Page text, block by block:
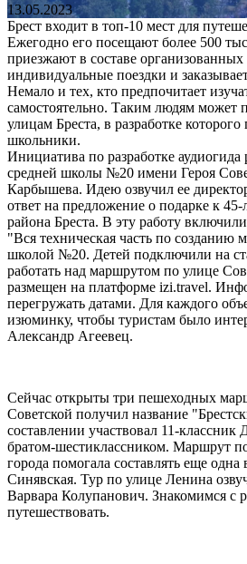
13.05.2023
Брест входит в топ-10 мест для
Ежегодно его посещают более 500
приезжают в составе
индивидуальные поездки и
Немало и тех, кто предпочитает
самостоятельно. Таким людям может
улицам Бреста, в разработке которого
школьники.
Инициатива по разработке аудиогида
средней школы №20 имени Героя
Карбышева. Идею озвучил ее
ответ на предложение о подарке к
района Бреста. В эту работу
"Вся техническая часть по созданию
школой №20. Детей подключили на
работать над маршрутом по улице
размещен на платформе izi.travel.
перегружать датами. Для каждого
изюминку, чтобы туристам было
Александр Агеевец.
Сейчас открыты три пешеходных
Советской получил название
составлении участвовал 11-
братом-шестиклассником. Маршрут
города помогала составлять еще
Синявская. Тур по улице Ленина
Варвара Колупанович. Знакомимся с
путешествовать.